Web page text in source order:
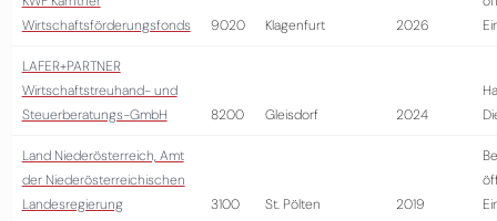
Wirtschaftsförderungsfonds
9020 Klagenfurt 2026
LAFER+PARTNER
Wirtschaftstreuhand- und
Steuerberatungs-GmbH
8200 Gleisdorf 2024
Land Niederösterreich, Amt
der Niederösterreichischen
Landesregierung
3100 St. Pölten 2019